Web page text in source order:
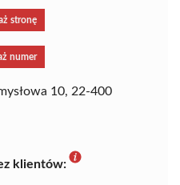
stronę
numer
10, 22-400
klientów: